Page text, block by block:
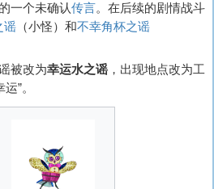
一个未确认传言。在后续的剧情战斗
谣（小怪）和不幸角杯之谣
被改为幸运水之谣，出现地点改为工
”。